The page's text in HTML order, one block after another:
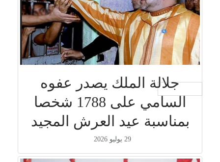
جلالة الملك يصدر عفوه
السامي على 1788 شخصا
بمناسبة عيد العرش المجيد
29 يوليو 2026
جار التحميل ...